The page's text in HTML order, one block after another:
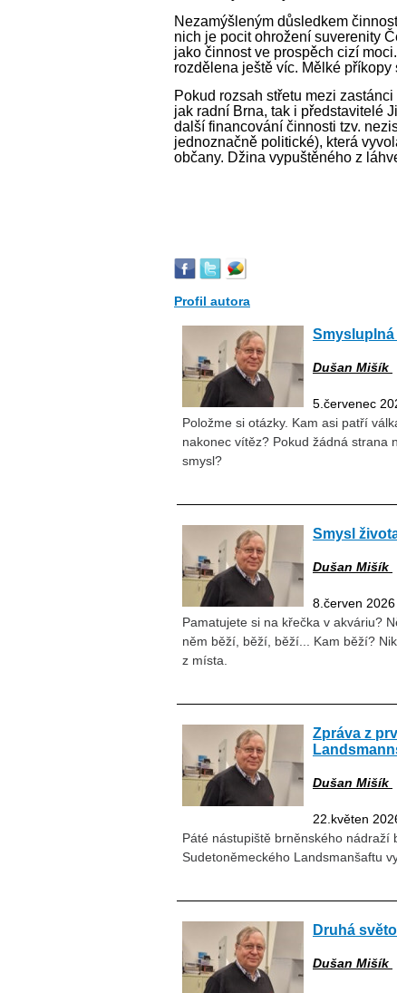
Nezamýšleným důsledkem
nich je pocit ohrožení suverenity
jako činnost ve prospěch cizí
rozdělena ještě víc. Mělké příkopy
Pokud rozsah střetu mezi
jak radní Brna, tak i představitelé
další financování činnosti tzv.
jednoznačně politické), která
občany. Džina vypuštěného z
Profil autora
Dušan Mišík
5.červenec
Položme si otázky. Kam asi patří
nakonec vítěz? Pokud žádná strana
smysl?
Smysl
Dušan Mišík
8.červen 2026
Pamatujete si na křečka v akváriu?
něm běží, běží, běží... Kam běží?
z místa.
Zpráva z
Dušan Mišík
22.květen
Páté nástupiště brněnského nádraží
Sudetoněmeckého Landsmanšaftu
Druhá
Dušan Mišík